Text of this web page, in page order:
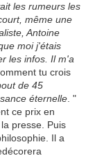
les rumeurs les
même une
Antoine
moi j'étais
les infos. Il m'a
tu crois
de 45
éternelle . "
ce prix en
presse. Puis
Il a